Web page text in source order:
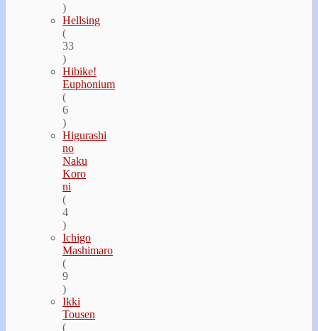
)
Hellsing
(
33
)
Hibike!
Euphonium
(
6
)
Higurashi
no
Naku
Koro
ni
(
4
)
Ichigo
Mashimaro
(
9
)
Ikki
Tousen
(